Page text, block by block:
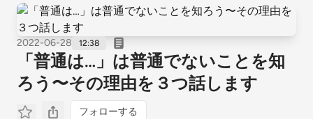
2022-06-28 12:38
「普通は…」は普通でないことを知
ろう〜その理由を３つ話します
フォローする